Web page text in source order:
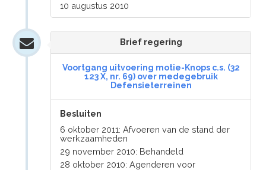
10 augustus 2010
Brief regering
Voortgang uitvoering motie-Knops c.s. (32
123 X, nr. 69) over medegebruik
Defensieterreinen
Besluiten
6 oktober 2011: Afvoeren van de stand der
werkzaamheden
29 november 2010: Behandeld
28 oktober 2010: Agenderen voor